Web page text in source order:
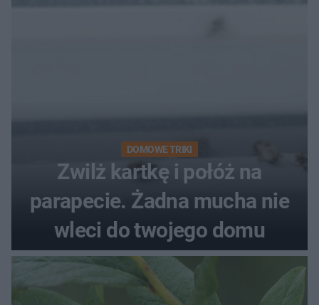
DOMOWE TRIKI
Zwilż kartkę i połóż na
parapecie. Żadna mucha nie
wleci do twojego domu